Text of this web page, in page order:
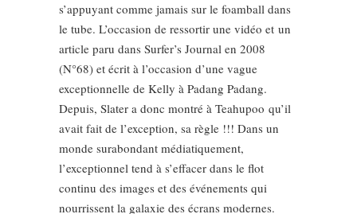
s’appuyant comme jamais sur le foamball dans
le tube. L’occasion de ressortir une vidéo et un
article paru dans Surfer’s Journal en 2008
(N°68) et écrit à l’occasion d’une vague
exceptionnelle de Kelly à Padang Padang.
Depuis, Slater a donc montré à Teahupoo qu’il
avait fait de l’exception, sa règle !!! Dans un
monde surabondant médiatiquement,
l’exceptionnel tend à s’effacer dans le flot
continu des images et des événements qui
nourrissent la galaxie des écrans modernes.